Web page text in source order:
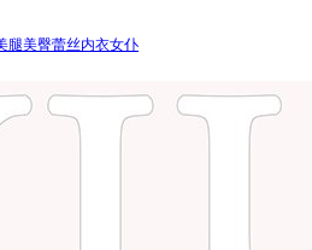
腿美臀蕾丝内衣女仆